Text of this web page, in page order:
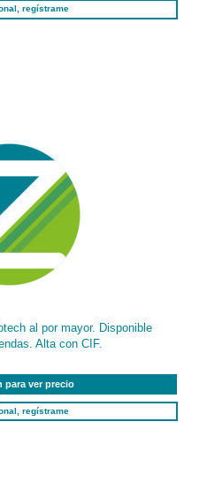
regístrame
al por mayor. Disponible
Alta con CIF.
para ver precio
regístrame